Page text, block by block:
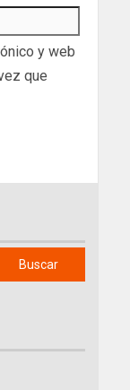
y web
que
Buscar